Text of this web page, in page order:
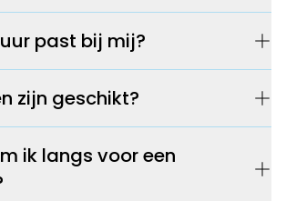
past bij mij?
zijn geschikt?
ik langs voor een